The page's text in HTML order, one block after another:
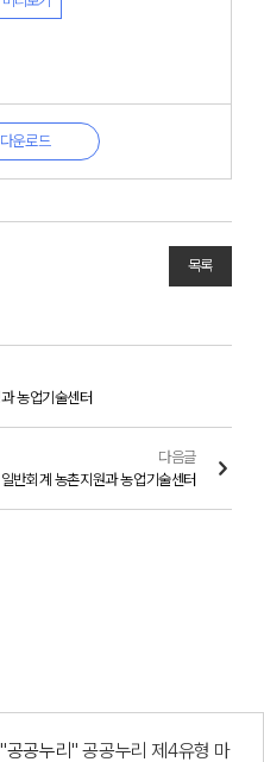
운로드
목록
농업기술센터
다음글
반회계 농촌지원과 농업기술센터
공공누리"공공누리 제4유형 마